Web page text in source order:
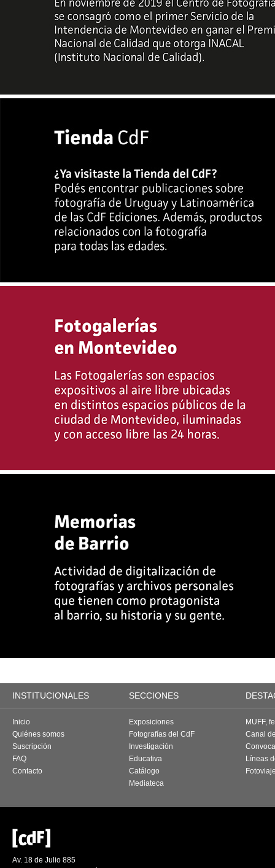
INSTITUCIONALES SECCIONES
Inicio
Quiénes somos
Suscripción
FAQ
Contacto
Exposiciones
Fotografías del CdF
Investigación
Educativa
Catálogo
Mediateca
MUFF,
Canal
Líneas
Av. 18 de Julio 885